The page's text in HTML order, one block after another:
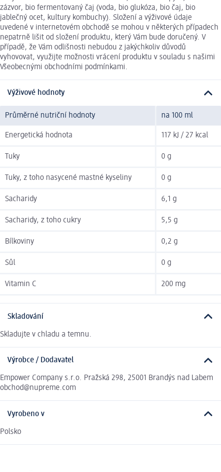
zázvor, bio fermentovaný čaj (voda, bio glukóza, bio čaj, bio
jablečný ocet, kultury kombuchy). Složení a výživové údaje
uvedené v internetovém obchodě se mohou v některých případech
nepatrně lišit od složení produktu, který Vám bude doručený. V
případě, že Vám odlišnosti nebudou z jakýchkoliv důvodů
vyhovovat, využijte možnosti vrácení produktu v souladu s našimi
Všeobecnými obchodními podmínkami.
Výživové hodnoty
Průměrné nutriční hodnoty na 100 ml
Energetická hodnota 117 kJ / 27 kcal
Tuky 0 g
Tuky, z toho nasycené mastné kyseliny 0 g
Sacharidy 6,1 g
Sacharidy, z toho cukry 5,5 g
Bílkoviny 0,2 g
Sůl 0 g
Vitamin C 200 mg
Skladování
Skladujte v chladu a temnu.
Výrobce / Dodavatel
Empower Company s.r.o. Pražská 298, 25001 Brandýs nad Labem
obchod@nupreme.com
Vyrobeno v
Polsko